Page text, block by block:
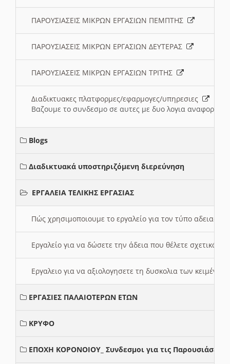
ΠΑΡΟΥΣΙΑΣΕΙΣ ΜΙΚΡΩΝ ΕΡΓΑΣΙΩΝ ΠΕΜΠΤΗΣ
ΠΑΡΟΥΣΙΑΣΕΙΣ ΜΙΚΡΩΝ ΕΡΓΑΣΙΩΝ ΔΕΥΤΕΡΑΣ
ΠΑΡΟΥΣΙΑΣΕΙΣ ΜΙΚΡΩΝ ΕΡΓΑΣΙΩΝ ΤΡΙΤΗΣ
Διαδικτυακες πλατφορμες/εφαρμογες/υπηρεσιες
Βαζουμε το συνδεσμο σε αυτες με δυο λογια αναφορικα
Blogs
Διαδικτυακά υποστηριζόμενη διερεύνηση
ΕΡΓΑΛΕΙΑ ΤΕΛΙΚΗΣ ΕΡΓΑΣΙΑΣ
Πώς χρησιμοποιουμε το εργαλείο για τον τύπο αδειας
Εργαλείο για να δώσετε την άδεια που θέλετε σχετικά
Εργαλειο για να αξιολογησετε τη δυσκολια των
ΕΡΓΑΣΙΕΣ ΠΑΛΑΙΟΤΕΡΩΝ ΕΤΩΝ
ΚΡΥΦΟ
ΕΠΟΧΗ ΚΟΡΟΝΟΙΟΥ_ Συνδεσμοι για τις Παρουσιάσεις